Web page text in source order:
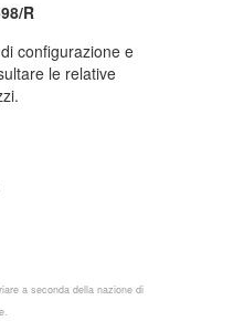
R
configurazione e
le relative
a seconda della nazione di